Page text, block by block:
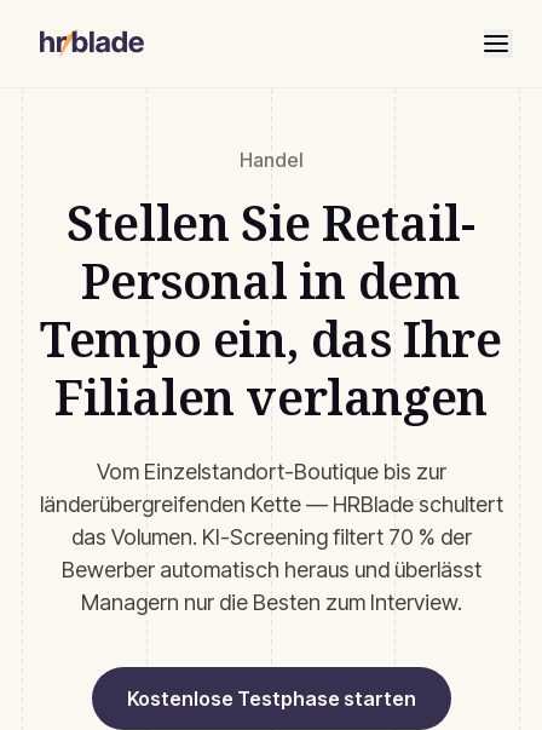
Handel
Stellen Sie Retail-
Personal in dem
Tempo ein, das Ihre
Filialen verlangen
Vom Einzelstandort-Boutique bis zur
länderübergreifenden Kette — HRBlade schultert
das Volumen. KI-Screening filtert 70 % der
Bewerber automatisch heraus und überlässt
Managern nur die Besten zum Interview.
Kostenlose Testphase starten